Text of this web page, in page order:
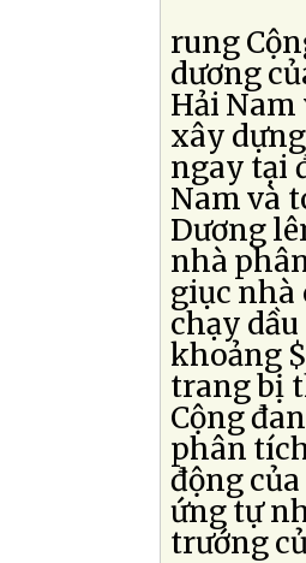
rung
dương
Hải Nam
xây
ngay tại
Nam và
Dương
nhà
giục nhà
chạy
khoảng
trang bị
Cộng
phân
động
ứng tự
trướng